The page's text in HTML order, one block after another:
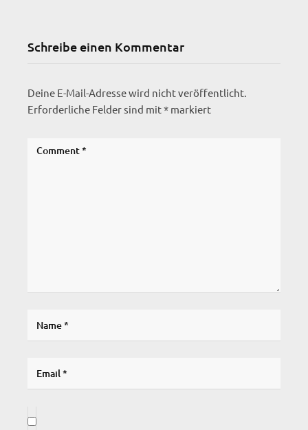
Schreibe einen Kommentar
Deine E-Mail-Adresse wird nicht veröffentlicht.
Erforderliche Felder sind mit* markiert